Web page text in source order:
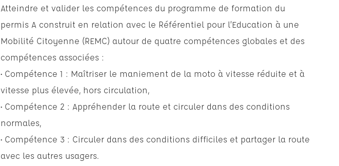
Atteindre et valider les compétences du programme de formation du
permis A construit en relation avec le Référentiel pour l’Education à une
Mobilité Citoyenne (REMC) autour de quatre compétences globales et des
compétences associées :
• Compétence 1 : Maîtriser le maniement de la moto à vitesse réduite et à
vitesse plus élevée, hors circulation,
• Compétence 2 : Appréhender la route et circuler dans des conditions
normales,
• Compétence 3 : Circuler dans des conditions difficiles et partager la route
avec les autres usagers.